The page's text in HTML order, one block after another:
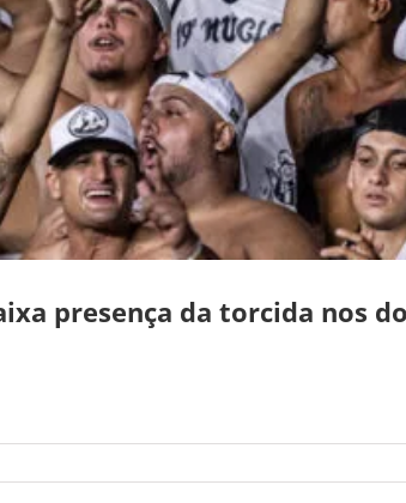
presença da torcida nos